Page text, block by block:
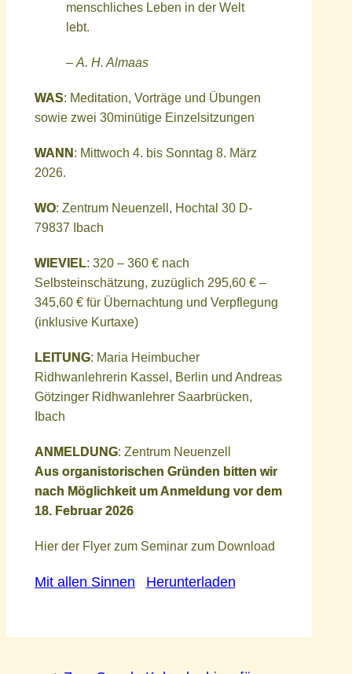
menschliches Leben in der Welt
lebt.
– A. H. Almaas
WAS: Meditation, Vorträge und Übungen
sowie zwei 30minütige Einzelsitzungen
WANN : Mittwoch 4. bis Sonntag 8. März
2026.
WO: Zentrum Neuenzell, Hochtal 30 D-
79837 Ibach
WIEVIEL: 320 – 360 € nach
Selbsteinschätzung, zuzüglich 295,60 € –
345,60 € für Übernachtung und Verpflegung
(inklusive Kurtaxe)
LEITUNG: Maria Heimbucher
Ridhwanlehrerin Kassel, Berlin und Andreas
Götzinger Ridhwanlehrer Saarbrücken,
Ibach
ANMELDUNG: Zentrum Neuenzell
Aus organistorischen Gründen bitten wir
nach Möglichkeit um Anmeldung vor dem
18. Februar 2026
Hier der Flyer zum Seminar zum Download
Mit allen Sinnen Herunterladen